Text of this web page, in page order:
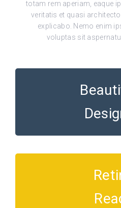
totam rem aperiam, eaque
veritatis et quasi
explicabo. Nemo enim
voluptas sit